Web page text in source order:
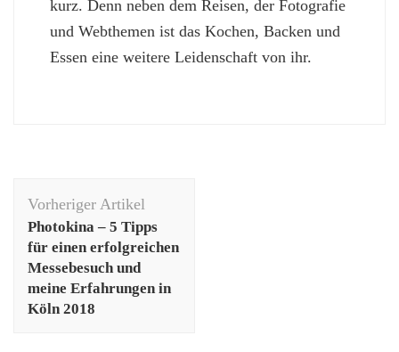
kurz. Denn neben dem Reisen, der Fotografie
und Webthemen ist das Kochen, Backen und
Essen eine weitere Leidenschaft von ihr.
Vorheriger Artikel
Photokina – 5 Tipps
für einen erfolgreichen
Messebesuch und
meine Erfahrungen in
Köln 2018